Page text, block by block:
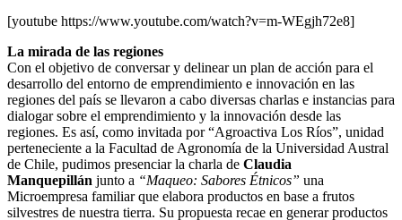
[youtube https://www.youtube.com/watch?v=m-WEgjh72e8]
La mirada de las regiones
Con el objetivo de conversar y delinear un plan de acción para el
desarrollo del entorno de emprendimiento e innovación en las
regiones del país se llevaron a cabo diversas charlas e instancias para
dialogar sobre el emprendimiento y la innovación desde las
regiones. Es así, como invitada por “Agroactiva Los Ríos”, unidad
perteneciente a la Facultad de Agronomía de la Universidad Austral
de Chile, pudimos presenciar la charla de Claudia
Manquepillán junto a “Maqueo: Sabores Étnicos” una
Microempresa familiar que elabora productos en base a frutos
silvestres de nuestra tierra. Su propuesta recae en generar productos